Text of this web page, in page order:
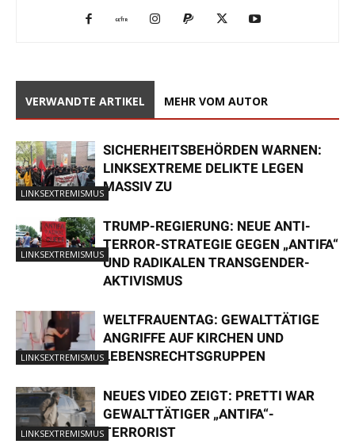
VERWANDTE ARTIKEL MEHR VOM AUTOR
LINKSEXTREMISMUS
SICHERHEITSBEHÖRDEN WARNEN:
LINKSEXTREME DELIKTE LEGEN
MASSIV ZU
LINKSEXTREMISMUS
TRUMP-REGIERUNG: NEUE ANTI-
TERROR-STRATEGIE GEGEN „ANTIFA“
UND RADIKALEN TRANSGENDER-
AKTIVISMUS
LINKSEXTREMISMUS
WELTFRAUENTAG: GEWALTTÄTIGE
ANGRIFFE AUF KIRCHEN UND
LEBENSRECHTSGRUPPEN
LINKSEXTREMISMUS
NEUES VIDEO ZEIGT: PRETTI WAR
GEWALTTÄTIGER „ANTIFA“-
TERRORIST